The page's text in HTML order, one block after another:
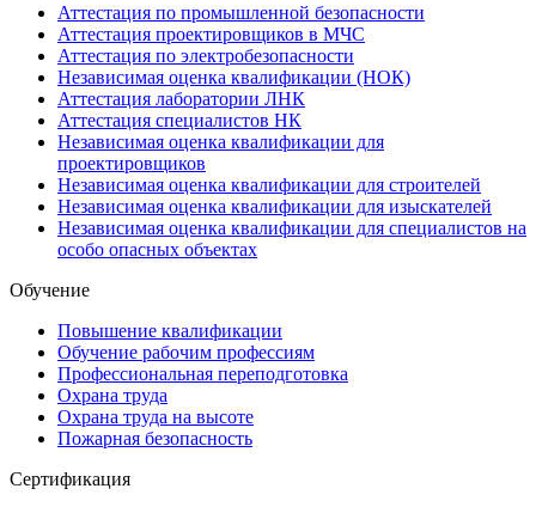
Аттестация по промышленной безопасности
Аттестация проектировщиков в МЧС
Аттестация по электробезопасности
Независимая оценка квалификации (НОК)
Аттестация лаборатории ЛНК
Аттестация специалистов НК
Независимая оценка квалификации для
проектировщиков
Независимая оценка квалификации для строителей
Независимая оценка квалификации для изыскателей
Независимая оценка квалификации для специалистов на
особо опасных объектах
Обучение
Повышение квалификации
Обучение рабочим профессиям
Профессиональная переподготовка
Охрана труда
Охрана труда на высоте
Пожарная безопасность
Сертификация